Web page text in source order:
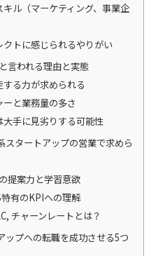
ル（マーケティング、事業企
トに感じられるやりがい
言われる理由と実態
る力が求められる
と業務量の多さ
手に見劣りする可能性
スタートアップの営業で求めら
提案力と学習意欲
有のKPIへの理解
チャーンレートとは？
ップへの転職を成功させる5つ